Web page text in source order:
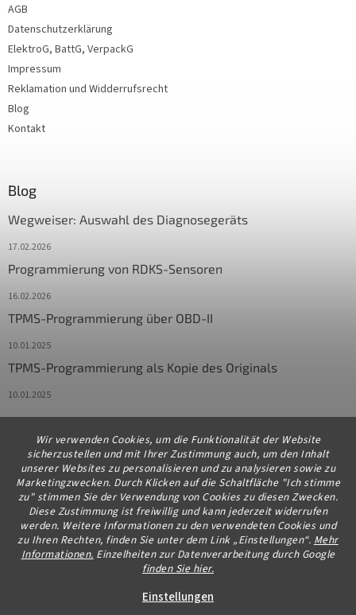
Wir verwenden Cookies, um die Funktionalität der Website
sicherzustellen und mit Ihrer Zustimmung auch, um den Inhalt
unserer Websites zu personalisieren und zu analysieren sowie zu
Marketingzwecken. Durch Klicken auf die Schaltfläche "Ich stimme
zu" stimmen Sie der Verwendung von Cookies zu diesen Zwecken.
Diese Zustimmung ist freiwillig und kann jederzeit widerrufen
werden. Weitere Informationen zu den verwendeten Cookies und
zu Ihren Rechten, finden Sie unter dem Link „Einstellungen“. Mehr
Informationen. Einzelheiten zur Datenverarbeitung durch Google
finden Sie hier.
Einstellungen
AGB
Datenschutzerklärung
ElektroG, BattG, VerpackG
Impressum
Reklamation und Widderrufsrecht
Blog
Kontakt
Blog
Wegweiser: Auswahl des Diagnosegeräts
17.02.2026
Programmierung von RDKS-Sensoren
16.02.2026
TPMS-Programmierung über OBD-II
10.01.2025
TPMS-Programmierung als Kopie des Originals
10.01.2025
Kontakt
info@diagstore.de
+491706654834
Erstellt von Shoptet Premium